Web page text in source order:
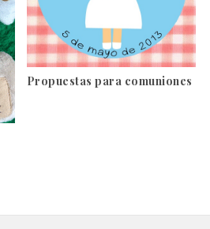
Propuestas para comuniones